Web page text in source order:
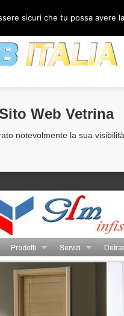
Web Vetrina
notevolmente la sua
sicuri che tu possa